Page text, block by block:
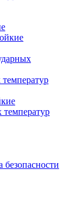
безопасности